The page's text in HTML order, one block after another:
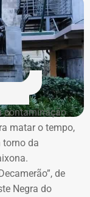
que o
obter as
apontado
sistemas da
das Fake
mandados de
ao empresário,
emissão de
contaminação
matar o tempo,
torno da
de
Negra do